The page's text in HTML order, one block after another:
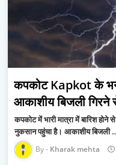
कपकोट Kapkot के
आकाशीय बिजली
कपकोट में भारी मात्रा में बारिश
नुकसान पहुंचा है। आकाशीय बिजली
Kharak mehta